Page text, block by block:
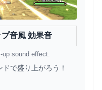
プ音風 効果音
up sound effect.
で盛り上がろう！